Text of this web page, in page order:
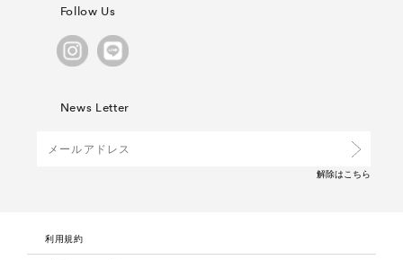
Follow Us
News Letter
解除は こちら
利用規約